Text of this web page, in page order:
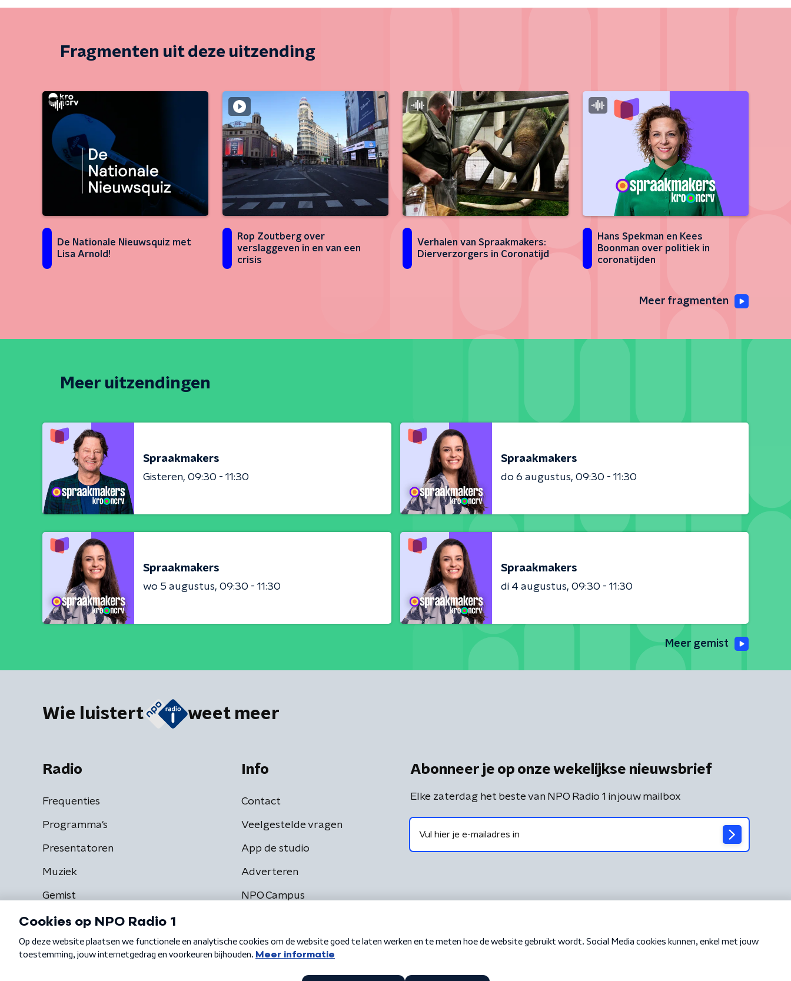
Fragmenten uit deze uitzending
De Nationale Nieuwsquiz met
Lisa Arnold!
Rop Zoutberg over
verslaggeven in en van een
crisis
Verhalen van Spraakmakers:
Dierverzorgers in Coronatijd
Hans Spekman en Kees
Boonman over politiek in
coronatijden
Meer fragmenten
Meer uitzendingen
Spraakmakers
Gisteren 09:30 - 11:30
Spraakmakers
do 6 augustus 09:30 - 11:30
Spraakmakers
wo 5 augustus 09:30 - 11:30
Spraakmakers
di 4 augustus 09:30 - 11:30
Meer gemist
Wie luistert weet meer
Radio
Frequenties
Programma's
Presentatoren
Muziek
Gemist
Info
Contact
Veelgestelde vragen
App de studio
Adverteren
NPO Campus
Abonneer je op onze wekelijkse nieuwsbrief
Elke zaterdag het beste van NPO Radio 1 in jouw mailbox
Algemene voorwaarden Privacybeleid